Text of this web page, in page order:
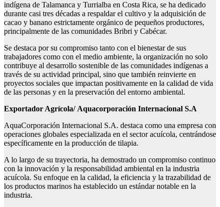
indígena de Talamanca y Turrialba en Costa Rica, se ha dedicado
durante casi tres décadas a respaldar el cultivo y la adquisición de
cacao y banano estrictamente orgánico de pequeños productores,
principalmente de las comunidades Bribri y Cabécar.
Se destaca por su compromiso tanto con el bienestar de sus
trabajadores como con el medio ambiente, la organización no solo
contribuye al desarrollo sostenible de las comunidades indígenas a
través de su actividad principal, sino que también reinvierte en
proyectos sociales que impactan positivamente en la calidad de vida
de las personas y en la preservación del entorno ambiental.
Exportador Agrícola/ Aquacorporación Internacional S.A
AquaCorporación Internacional S.A. destaca como una empresa con
operaciones globales especializada en el sector acuícola, centrándose
específicamente en la producción de tilapia.
A lo largo de su trayectoria, ha demostrado un compromiso continuo
con la innovación y la responsabilidad ambiental en la industria
acuícola. Su enfoque en la calidad, la eficiencia y la trazabilidad de
los productos marinos ha establecido un estándar notable en la
industria.